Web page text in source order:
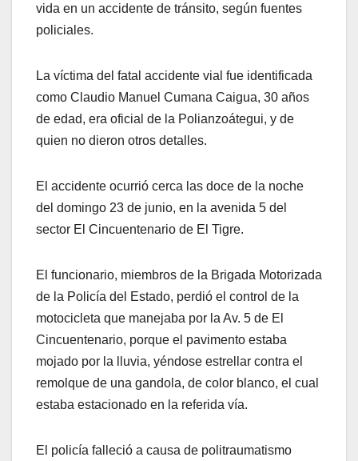
vida en un accidente de tránsito, según fuentes
policiales.
La víctima del fatal accidente vial fue identificada
como Claudio Manuel Cumana Caigua, 30 años
de edad, era oficial de la Polianzoátegui, y de
quien no dieron otros detalles.
El accidente ocurrió cerca las doce de la noche
del domingo 23 de junio, en la avenida 5 del
sector El Cincuentenario de El Tigre.
El funcionario, miembros de la Brigada Motorizada
de la Policía del Estado, perdió el control de la
motocicleta que manejaba por la Av. 5 de El
Cincuentenario, porque el pavimento estaba
mojado por la lluvia, yéndose estrellar contra el
remolque de una gandola, de color blanco, el cual
estaba estacionado en la referida vía.
El policía falleció a causa de politraumatismo